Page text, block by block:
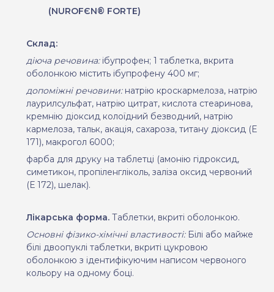
(NUROFЄN® FORTE)
Склад:
діюча речовина: ібупрофен; 1 таблетка, вкрита
оболонкою містить ібупрофену 400 мг;
допоміжні речовини: натрію кроскармелоза, натрію
лаурилсульфат, натрію цитрат, кислота стеаринова,
кремнію діоксид колоїдний безводний, натрію
кармелоза, тальк, акація, сахароза, титану діоксид (E
171), макрогол 6000;
фарба для друку на таблетці (амонію гідроксид,
симетикон, пропіленгліколь, заліза оксид червоний
(Е 172), шелак).
Лікарська форма. Таблетки, вкриті оболонкою.
Основні фізико-хімічні властивості: Білі або майже
білі двоопуклі таблетки, вкриті цукровою
оболонкою з ідентифікуючим написом червоного
кольору на одному боці.